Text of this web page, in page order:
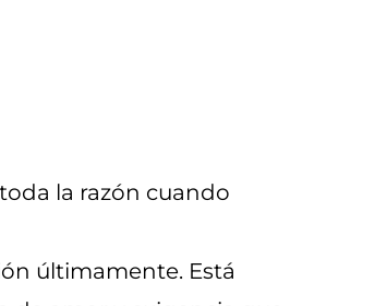
la razón cuando
últimamente. Está